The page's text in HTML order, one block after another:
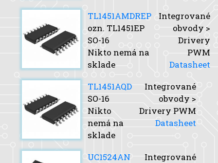
TL1451AMDREP
ozn. TL1451EP
SO-16
Nikto nemá na
sklade
Integrované
obvody >
Drivery
PWM
Datasheet
TL1451AQD
SO-16
Nikto
nemá na
sklade
Integrované
obvody >
Drivery PWM
Datasheet
UC1524AN
Integrované